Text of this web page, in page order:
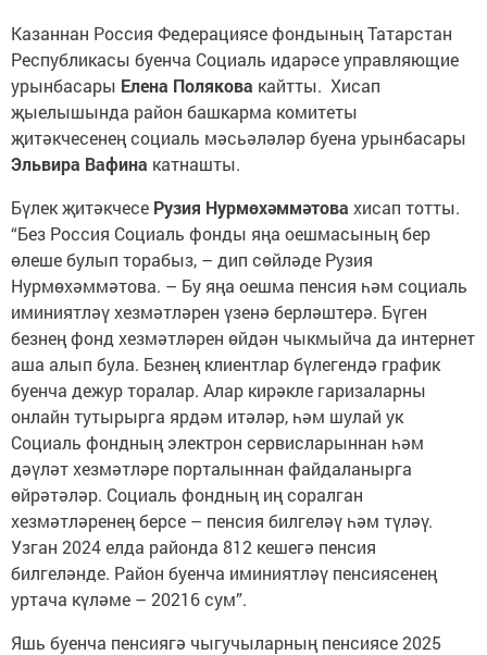
Казаннан Россия Федерациясе фондының Татарстан
Республикасы буенча Социаль идарәсе управляющие
урынбасары Елена Полякова кайтты. Хисап
җыелышында район башкарма комитеты
җитәкчесенең социаль мәсьәләләр буена урынбасары
Эльвира Вафина катнашты.
Бүлек җитәкчесе Рузия Нурмөхәммәтова хисап тотты.
“Без Россия Социаль фонды яңа оешмасының бер
өлеше булып торабыз, – дип сөйләде Рузия
Нурмөхәммәтова. – Бу яңа оешма пенсия һәм социаль
иминиятләү хезмәтләрен үзенә берләштерә. Бүген
безнең фонд хезмәтләрен өйдән чыкмыйча да интернет
аша алып була. Безнең клиентлар бүлегендә график
буенча дежур торалар. Алар кирәкле гаризаларны
онлайн тутырырга ярдәм итәләр, һәм шулай ук
Социаль фондның электрон сервисларыннан һәм
дәүләт хезмәтләре порталыннан файдаланырга
өйрәтәләр. Социаль фондның иң соралган
хезмәтләренең берсе – пенсия билгеләү һәм түләү.
Узган 2024 елда районда 812 кешегә пенсия
билгеләнде. Район буенча иминиятләү пенсиясенең
уртача күләме – 20216 сум”.
Яшь буенча пенсиягә чыгучыларның пенсиясе 2025